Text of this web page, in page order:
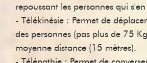
repoussant les personnes qui
- Télékinésie : Permet de
des personnes (pas plus de 75
moyenne distance (15 mètres).